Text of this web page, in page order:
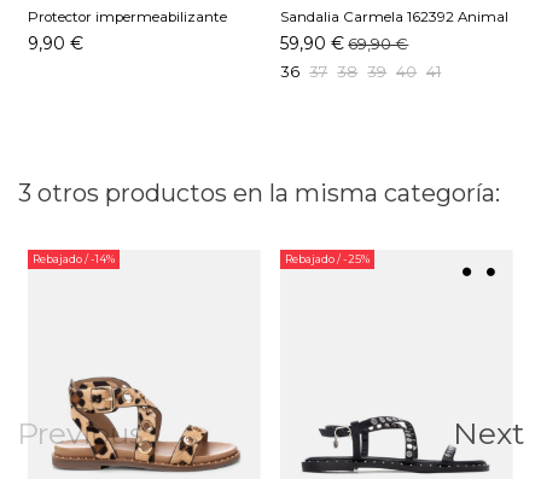
Protector impermeabilizante
Pedag 250 ML
9,90 €
Sandalia Carmela 162392 Animal
Print
59,90 € 69,90 €
36 37 38 39 40 41
3 otros productos en la misma categoría:
Previous
Rebajado/ -14% Rebajado/ -25%
Next